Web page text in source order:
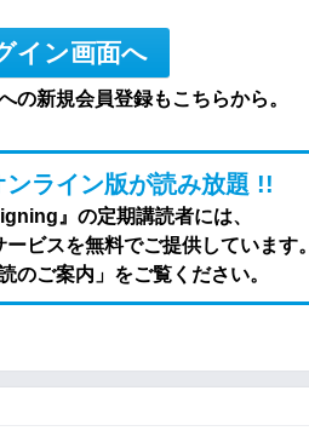
イン画面へ
の新規会員登録もこちらから。
ンライン版が読み放題 !!
』の定期講読者には、
ビスを無料でご提供しています。
のご案内」をご覧ください。